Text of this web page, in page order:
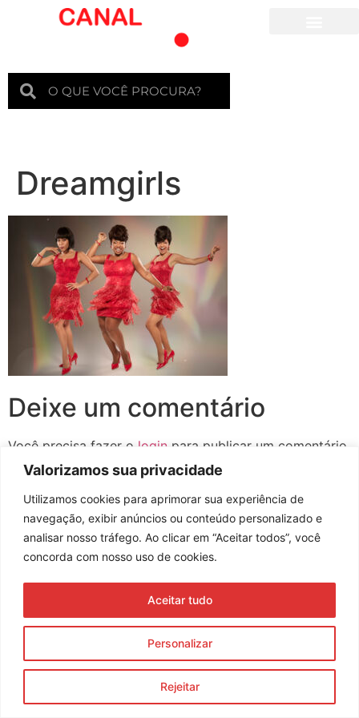
Valorizamos sua privacidade
Utilizamos cookies para aprimorar sua experiência de
navegação, exibir anúncios ou conteúdo personalizado e
analisar nosso tráfego. Ao clicar em “Aceitar todos”, você
concorda com nosso uso de cookies.
Personalizar
Rejeitar
Aceitar tudo
Dreamgirls
Deixe um comentário
Você precisa fazer o login para publicar um comentário.
Assine nossa newsletter
© 2023 Morente Forte. Todos os direitos reservados
Política de Privacidade e Termos de Uso